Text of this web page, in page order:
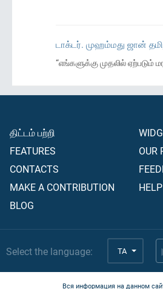
டாக்டர். முஹம்மது ஜான்
“எங்களுக்கு முதலில்
திட்டம் பற்றி
FEATURES
CONTACTS
MAKE A CONTRIBUTION
BLOG
OUR
Select the language: TA
Вся информация на данном